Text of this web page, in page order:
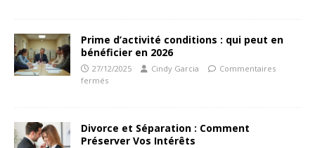
Prime d’activité conditions : qui peut en
bénéficier en 2026
27/12/2025 Cindy Garcia
Commentaires
fermés
Divorce et Séparation : Comment
Préserver Vos Intérêts